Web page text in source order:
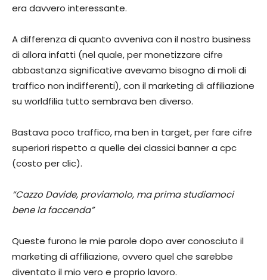
era davvero interessante.
A differenza di quanto avveniva con il nostro business
di allora infatti (nel quale, per monetizzare cifre
abbastanza significative avevamo bisogno di moli di
traffico non indifferenti), con il marketing di affiliazione
su worldfilia tutto sembrava ben diverso.
Bastava poco traffico, ma ben in target, per fare cifre
superiori rispetto a quelle dei classici banner a cpc
(costo per clic).
“Cazzo Davide, proviamolo, ma prima studiamoci
bene la faccenda”
Queste furono le mie parole dopo aver conosciuto il
marketing di affiliazione, ovvero quel che sarebbe
diventato il mio vero e proprio lavoro.